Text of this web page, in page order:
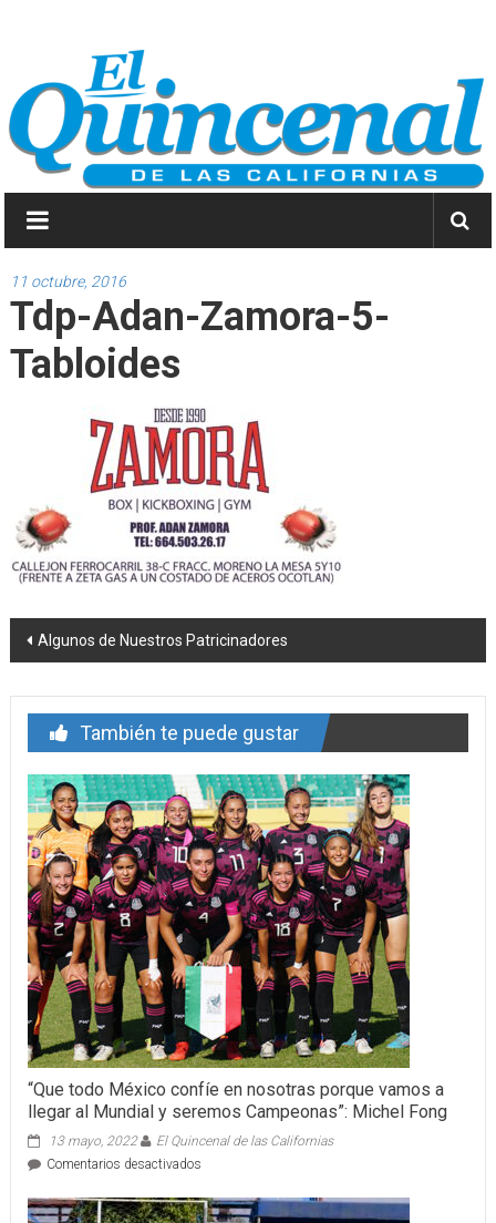
Quincenal
de
las
Californias
Primero
Dios
y
después
11 octubre, 2016
Tdp-Adan-Zamora-5-
Tabloides
Navegación
entrada
Algunos de Nuestros Patricinadores
También te puede gustar
“Que todo México confíe en nosotras porque vamos a
llegar al Mundial y seremos Campeonas”: Michel Fong
13 mayo, 2022
El Quincenal de las Californias
Comentarios desactivadosen
todo